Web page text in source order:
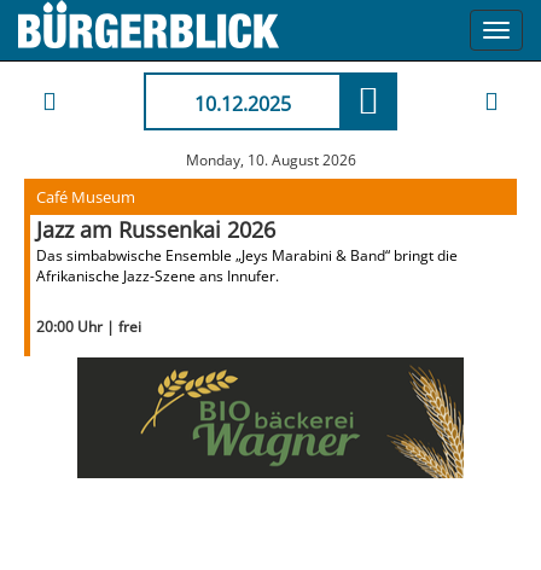
10.12.2025
Monday, 10. August 2026
Café Museum
Jazz am Russenkai 2026
Das simbabwische Ensemble „Jeys Marabini & Band“ bringt die
Afrikanische Jazz-Szene ans Innufer.
20:00 Uhr | frei